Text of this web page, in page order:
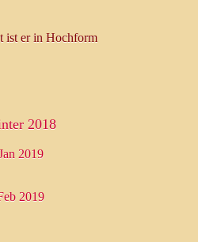
ist er in Hochform
2018
2019
2019